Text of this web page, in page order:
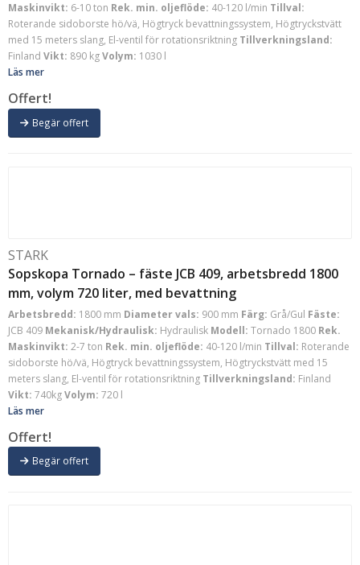
Maskinvikt: 6-10 ton Rek. min. oljeflöde: 40-120 l/min Tillval:
Roterande sidoborste hö/vä, Högtryck bevattningssystem, Högtryckstvätt
med 15 meters slang, El-ventil för rotationsriktning Tillverkningsland:
Finland Vikt: 890 kgVolym: 1030 l
Läs mer
Offert!
Begär offert
STARK
Sopskopa Tornado – fäste JCB 409, arbetsbredd 1800
mm, volym 720 liter, med bevattning
Arbetsbredd: 1800 mm Diameter vals: 900 mm Färg: Grå/Gul Fäste:
JCB 409 Mekanisk/Hydraulisk: Hydraulisk Modell: Tornado 1800 Rek.
Maskinvikt: 2-7 ton Rek. min. oljeflöde: 40-120 l/min Tillval: Roterande
sidoborste hö/vä, Högtryck bevattningssystem, Högtryckstvätt med 15
meters slang, El-ventil för rotationsriktning Tillverkningsland: Finland
Vikt: 740kgVolym: 720 l
Läs mer
Offert!
Begär offert